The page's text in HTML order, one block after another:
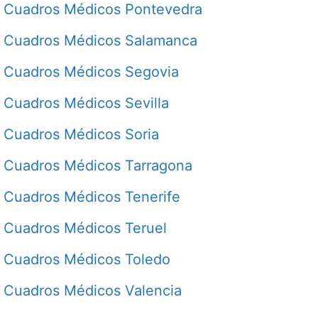
Cuadros Médicos Pontevedra
Cuadros Médicos Salamanca
Cuadros Médicos Segovia
Cuadros Médicos Sevilla
Cuadros Médicos Soria
Cuadros Médicos Tarragona
Cuadros Médicos Tenerife
Cuadros Médicos Teruel
Cuadros Médicos Toledo
Cuadros Médicos Valencia